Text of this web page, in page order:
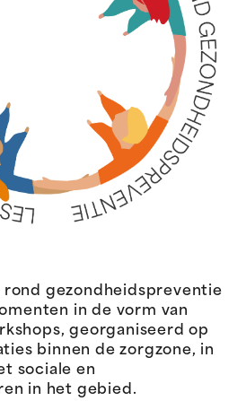
rond gezondheidspreventie
in de vorm van
georganiseerd op
binnen de zorgzone, in
sociale en
in het gebied.